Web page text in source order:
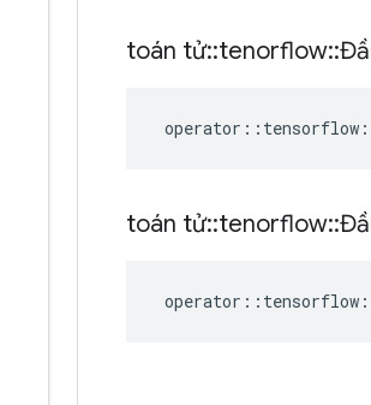
toán tử::tenorflow::
operator :: tensorflow
toán tử::tenorflow::
operator :: tensorflow